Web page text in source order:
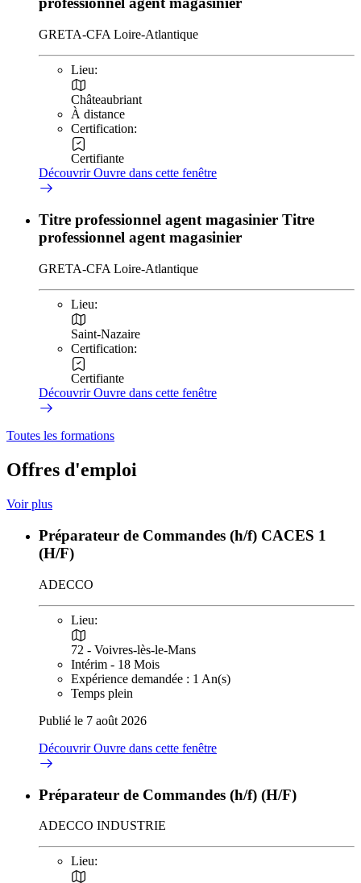
GRETA-CFA Loire-Atlantique
Lieu:
Châteaubriant
À distance
Certification:
Certifiante
DécouvrirOuvre dans cette fenêtre
Titre professionnel agent magasinier Titre
professionnel agent magasinier
GRETA-CFA Loire-Atlantique
Lieu:
Saint-Nazaire
Certification:
Certifiante
DécouvrirOuvre dans cette fenêtre
Toutes les formations
Offres d'emploi
Voir plus
Préparateur de Commandes (h/f) CACES 1
(H/F)
ADECCO
Lieu:
72 - Voivres-lès-le-Mans
Intérim - 18 Mois
Expérience demandée : 1 An(s)
Temps plein
Publié le 7 août 2026
DécouvrirOuvre dans cette fenêtre
Préparateur de Commandes (h/f) (H/F)
ADECCO INDUSTRIE
Lieu: